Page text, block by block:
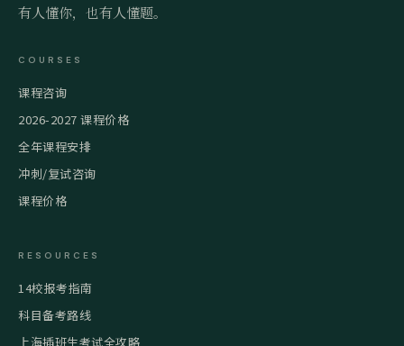
有人懂你，也有人懂题。
COURSES
课程咨询
2026-2027 课程价格
全年课程安排
冲刺/复试咨询
课程价格
RESOURCES
14校报考指南
科目备考路线
上海插班生考试全攻略